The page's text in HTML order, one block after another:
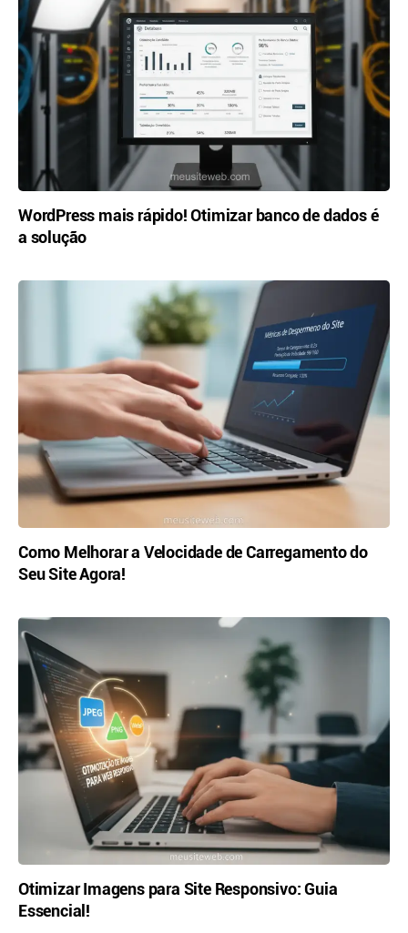
WordPress mais rápido! Otimizar banco de dados é
a solução
Como Melhorar a Velocidade de Carregamento do
Seu Site Agora!
Otimizar Imagens para Site Responsivo: Guia
Essencial!